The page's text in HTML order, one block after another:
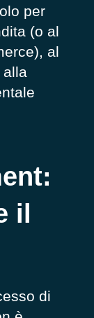
per
(o al
al
alla
il
di